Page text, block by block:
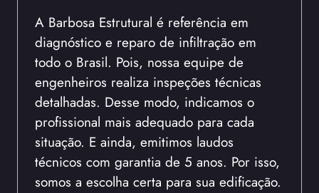
A Barbosa Estrutural é referência em
diagnóstico e reparo de infiltração em
todo o Brasil. Pois, nossa equipe de
engenheiros realiza inspeções técnicas
detalhadas. Desse modo, indicamos o
profissional mais adequado para cada
situação. E ainda, emitimos laudos
técnicos com garantia de 5 anos. Por isso,
somos a escolha certa para sua edificação.